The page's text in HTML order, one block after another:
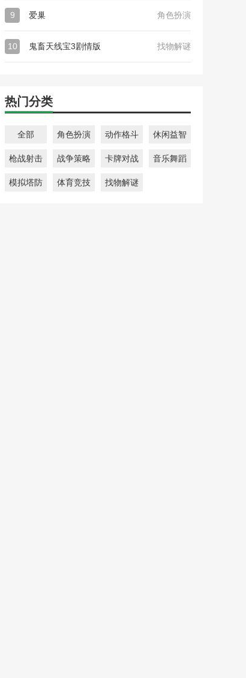
9 爱巢 角色扮演
10 鬼畜天线宝3剧情版 找物解谜
热门分类
全部 角色扮演 动作格斗 休闲益智
枪战射击 战争策略 卡牌对战 音乐舞蹈
模拟塔防 体育竞技 找物解谜